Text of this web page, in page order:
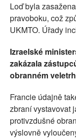
Loď byla
pravoboku, což
UKMTO. Úřady
Izraelské
zakázala
obranném
Francie údajně
zbraní vystavovat
protivzdušné
výslovně